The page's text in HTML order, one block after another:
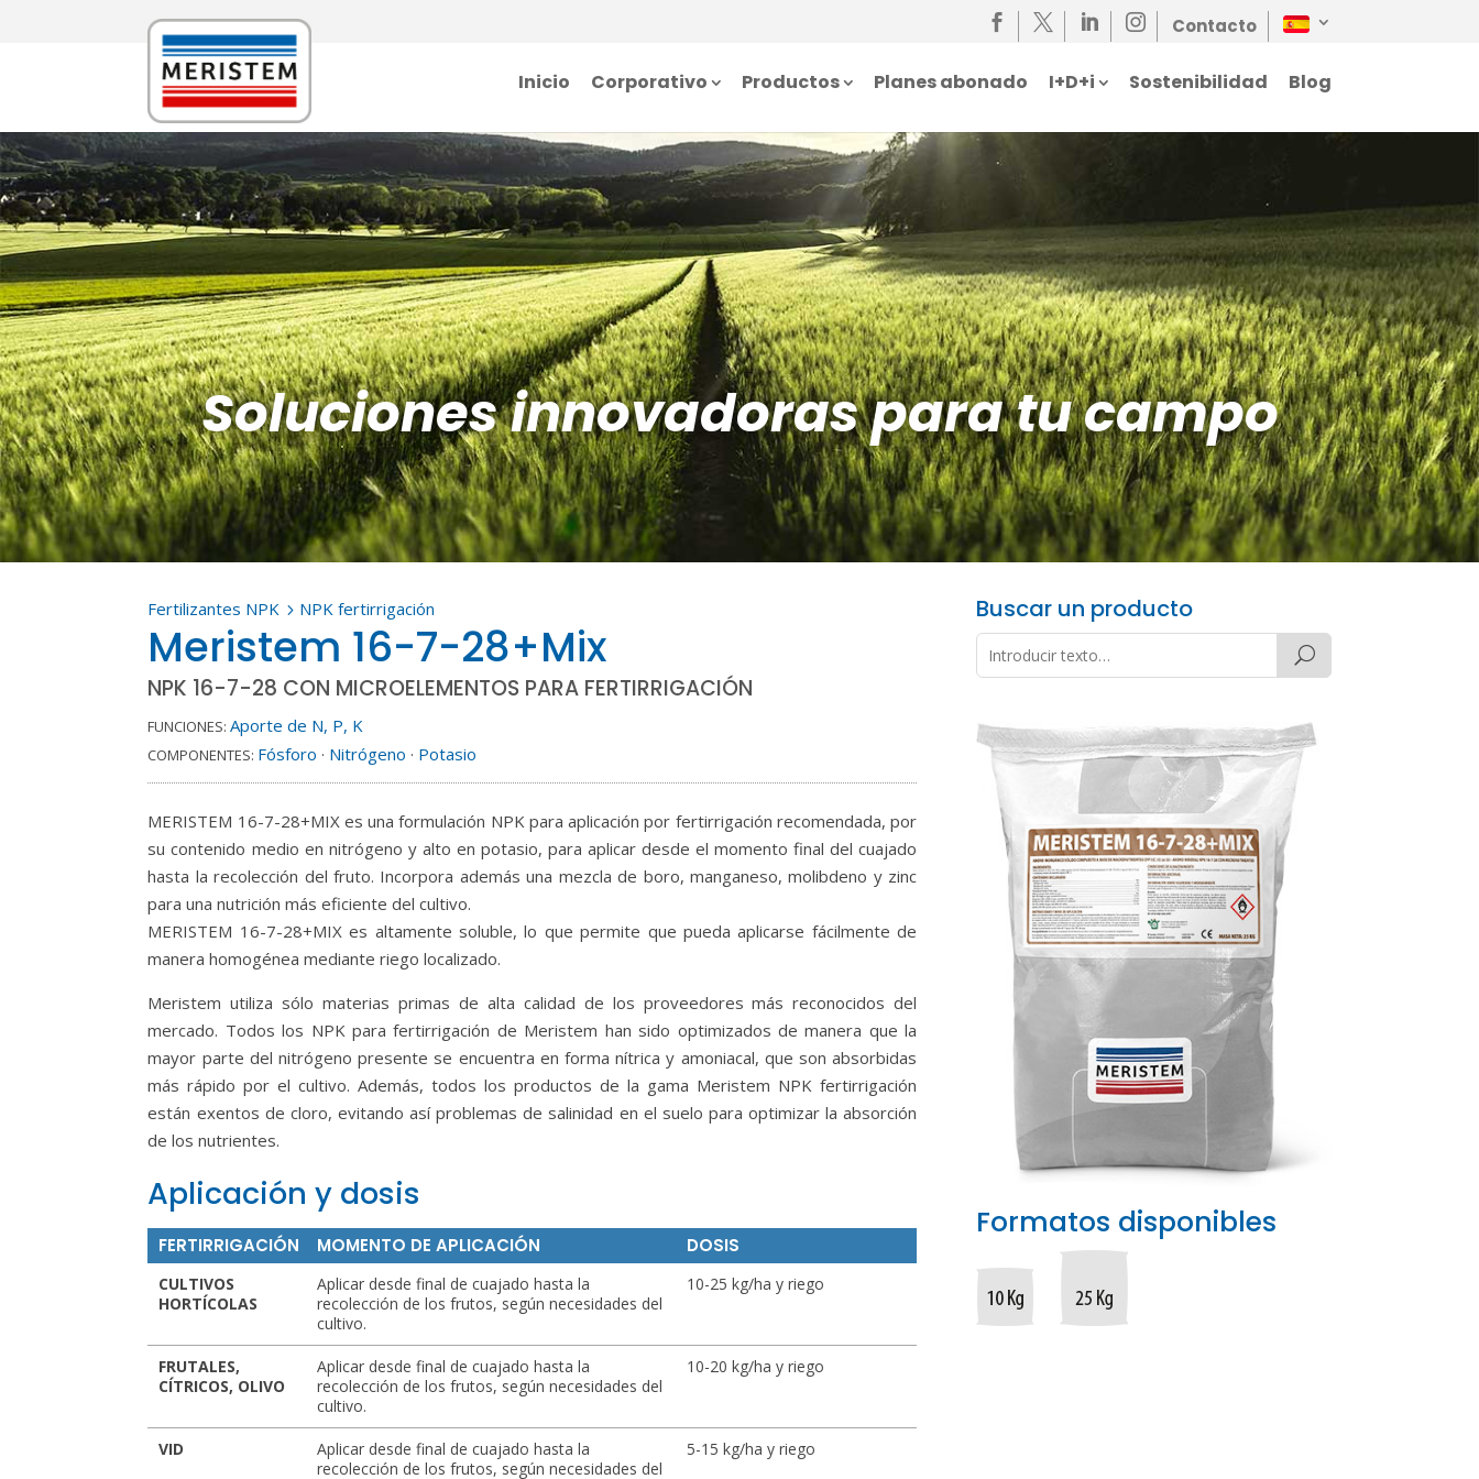
    Contacto
Inicio Corporativo Productos Planes abonado I+D+i Sostenibilidad Blog
Soluciones innovadoras para tu campo
Fertilizantes NPK 5 NPK fertirrigación
Meristem 16-7-28+Mix
NPK 16-7-28 CON MICROELEMENTOS PARA FERTIRRIGACIÓN
FUNCIONES: Aporte de N, P, K
COMPONENTES: Fósforo · Nitrógeno · Potasio
MERISTEM 16-7-28+MIX es una formulación NPK para aplicación por fertirrigación recomendada, por
su contenido medio en nitrógeno y alto en potasio, para aplicar desde el momento final del cuajado
hasta la recolección del fruto. Incorpora además una mezcla de boro, manganeso, molibdeno y zinc
para una nutrición más eficiente del cultivo.
MERISTEM 16-7-28+MIX es altamente soluble, lo que permite que pueda aplicarse fácilmente de
manera homogénea mediante riego localizado.
Meristem utiliza sólo materias primas de alta calidad de los proveedores más reconocidos del
mercado. Todos los NPK para fertirrigación de Meristem han sido optimizados de manera que la
mayor parte del nitrógeno presente se encuentra en forma nítrica y amoniacal, que son absorbidas
más rápido por el cultivo. Además, todos los productos de la gama Meristem NPK fertirrigación
están exentos de cloro, evitando así problemas de salinidad en el suelo para optimizar la absorción
de los nutrientes.
Aplicación y dosis
FERTIRRIGACIÓN MOMENTO DE APLICACIÓN DOSIS
CULTIVOS
HORTÍCOLAS
Aplicar desde final de cuajado hasta la
recolección de los frutos, según necesidades del
cultivo.
10-25 kg/ha y riego
FRUTALES,
CÍTRICOS, OLIVO
Aplicar desde final de cuajado hasta la
recolección de los frutos, según necesidades del
cultivo.
10-20 kg/ha y riego
VID
Aplicar desde final de cuajado hasta la
recolección de los frutos, según necesidades del
5-15 kg/ha y riego
Buscar un producto
Formatos disponibles